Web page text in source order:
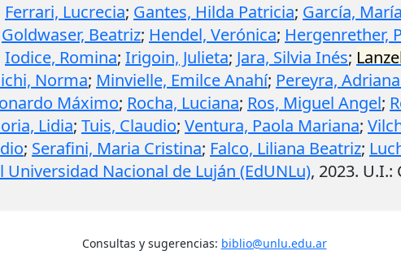
Ferrari, Lucrecia; Gantes, Hilda Patricia; García,
Goldwaser, Beatriz; Hendel, Verónica; Hergenrether,
Iodice, Romina; Irigoin, Julieta; Jara, Silvia Inés;
Norma; Minvielle, Emilce Anahí; Pereyra,
Máximo; Rocha, Luciana; Ros, Miguel Angel;
Lidia; Tuis, Claudio; Ventura, Paola Mariana;
; Serafini, Maria Cristina; Falco, Liliana Beatriz;
Universidad Nacional de Luján (EdUNLu), 2023. U.I.:
Consultas y sugerencias: biblio@unlu.edu.ar